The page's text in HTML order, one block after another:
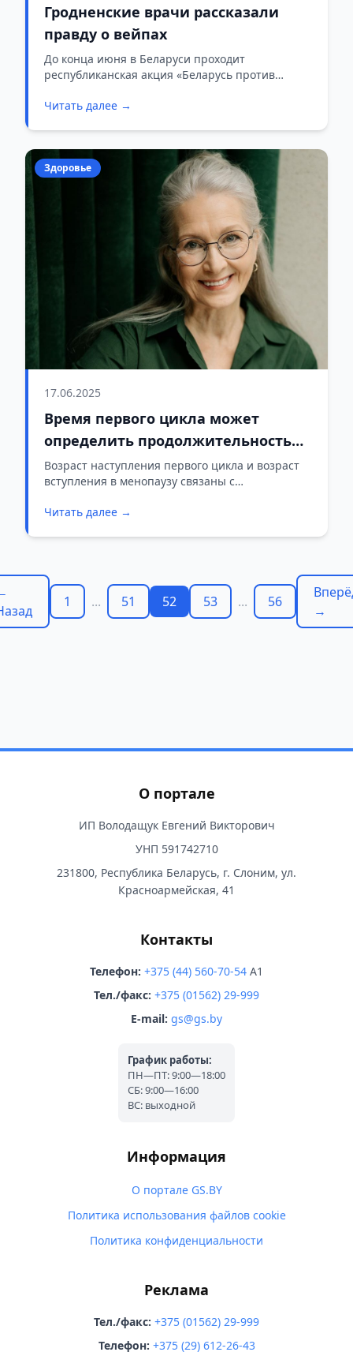
Гродненские врачи рассказали
правду о вейпах
До конца июня в Беларуси проходит
республиканская акция «Беларусь против
напоминают: вред несут не только сигареты, но
Читать далее →
Здоровье
17.06.2025
Время первого цикла может
определить продолжительность
жизни женщины, выяснили
ученые
Возраст наступления первого цикла и возраст
вступления в менопаузу связаны с
ученые.
Читать далее →
1 ... 51 52 53 ... 56
→
О портале
ИП Володащук Евгений Викторович
УНП 591742710
231800, Республика Беларусь, г. Слоним, ул.
Красноармейская, 41
Контакты
Телефон: +375 (44) 560-70-54 A1
Тел./факс: +375 (01562) 29-999
E-mail: gs@gs.by
График работы:
ПН—ПТ: 9:00—18:00
СБ: 9:00—16:00
ВС: выходной
Информация
О портале GS.BY
Политика использования файлов cookie
Политика конфиденциальности
Реклама
Тел./факс: +375 (01562) 29-999
Телефон: +375 (29) 612-26-43